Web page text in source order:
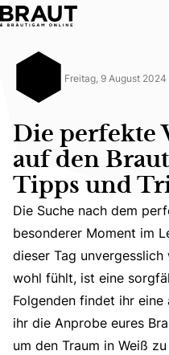
Die perfekte Vorbereitung
Freitag, 9 August 2024
Die perfekte
auf den
Tipps und
Die Suche nach dem
Die Suche nach dem
besonderer Moment im
dieser Tag
wohl fühlt, ist eine
Folgenden findet ihr
ihr die Anprobe eures
um den Traum in Weiß